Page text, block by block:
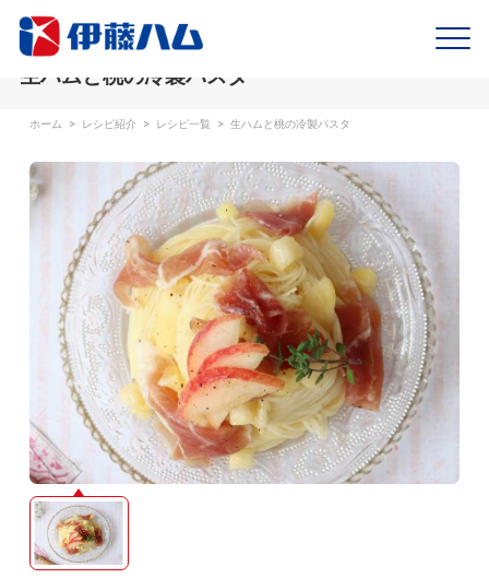
生ハムと桃の冷製パスタ
ホーム > レシピ紹介 > レシピ一覧 > 生ハムと桃の冷製パスタ